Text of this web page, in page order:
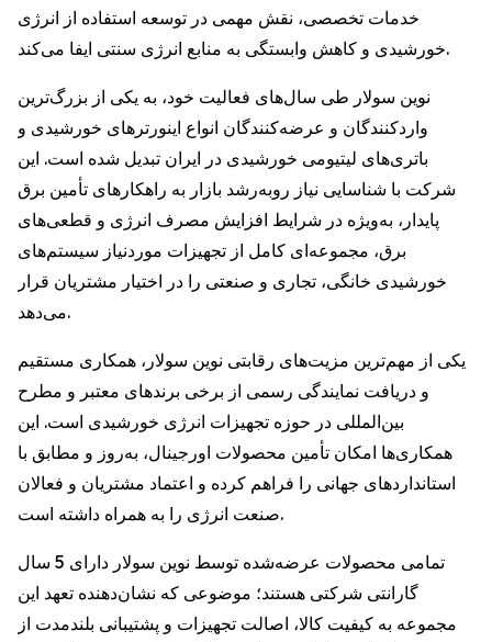
خدمات تخصصی، نقش مهمی در توسعه استفاده از انرژی
خورشیدی و کاهش وابستگی به منابع انرژی سنتی ایفا می‌کند.
نوین سولار طی سال‌های فعالیت خود، به یکی از بزرگ‌ترین
واردکنندگان و عرضه‌کنندگان انواع اینورترهای خورشیدی و
باتری‌های لیتیومی خورشیدی در ایران تبدیل شده است. این
شرکت با شناسایی نیاز رو‌به‌رشد بازار به راهکارهای تأمین برق
پایدار، به‌ویژه در شرایط افزایش مصرف انرژی و قطعی‌های
برق، مجموعه‌ای کامل از تجهیزات موردنیاز سیستم‌های
خورشیدی خانگی، تجاری و صنعتی را در اختیار مشتریان قرار
می‌دهد.
یکی از مهم‌ترین مزیت‌های رقابتی نوین سولار، همکاری مستقیم
و دریافت نمایندگی رسمی از برخی برندهای معتبر و مطرح
بین‌المللی در حوزه تجهیزات انرژی خورشیدی است. این
همکاری‌ها امکان تأمین محصولات اورجینال، به‌روز و مطابق با
استانداردهای جهانی را فراهم کرده و اعتماد مشتریان و فعالان
صنعت انرژی را به همراه داشته است.
تمامی محصولات عرضه‌شده توسط نوین سولار دارای 5 سال
گارانتی شرکتی هستند؛ موضوعی که نشان‌دهنده تعهد این
مجموعه به کیفیت کالا، اصالت تجهیزات و پشتیبانی بلندمدت از